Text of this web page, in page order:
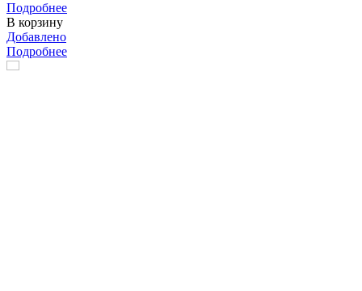
Подробнее
В корзину
Добавлено
Подробнее